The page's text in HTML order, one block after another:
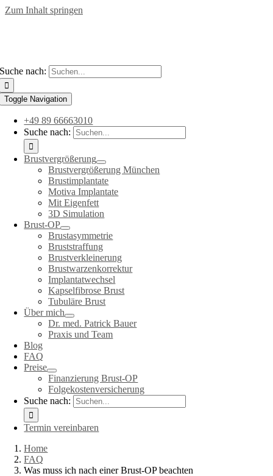
Zum Inhalt springen
Suche nach:
Toggle Navigation
+49 89 66663010
Suche nach:
Brustvergrößerung
Brustvergrößerung München
Brustimplantate
Motiva Implantate
Mit Eigenfett
3D Simulation
Brust-OP
Brustasymmetrie
Bruststraffung
Brustverkleinerung
Brustwarzenkorrektur
Implantatwechsel
Kapselfibrose Brust
Tubuläre Brust
Über mich
Dr. med. Patrick Bauer
Praxis und Team
Blog
FAQ
Preise
Finanzierung Brust-OP
Folgekostenversicherung
Suche nach:
Termin vereinbaren
Home
FAQ
Was muss ich nach einer Brust-OP beachten